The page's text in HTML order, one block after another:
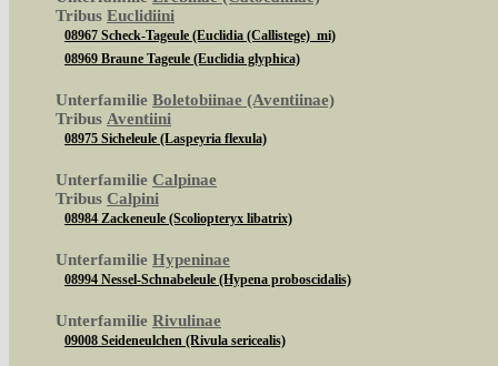
Tribus Euclidiini
08967 Scheck-Tageule (Euclidia (Callistege) mi)
08969 Braune Tageule (Euclidia glyphica)
Unterfamilie Boletobiinae (Aventiinae)
Tribus Aventiini
08975 Sicheleule (Laspeyria flexula)
Unterfamilie Calpinae
Tribus Calpini
08984 Zackeneule (Scoliopteryx libatrix)
Unterfamilie Hypeninae
08994 Nessel-Schnabeleule (Hypena proboscidalis)
Unterfamilie Rivulinae
09008 Seideneulchen (Rivula sericealis)